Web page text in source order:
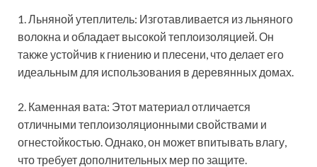
1. Льняной утеплитель: Изготавливается из льняного
волокна и обладает высокой теплоизоляцией. Он
также устойчив к гниению и плесени, что делает его
идеальным для использования в деревянных домах.
2. Каменная вата: Этот материал отличается
отличными теплоизоляционными свойствами и
огнестойкостью. Однако, он может впитывать влагу,
что требует дополнительных мер по защите.